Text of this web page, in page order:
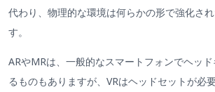
代わり、物理的な環境は何らかの形で強化さ
す。
ARやMRは、一般的なスマートフォンでヘッ
るものもありますが、VRはヘッドセットが必要